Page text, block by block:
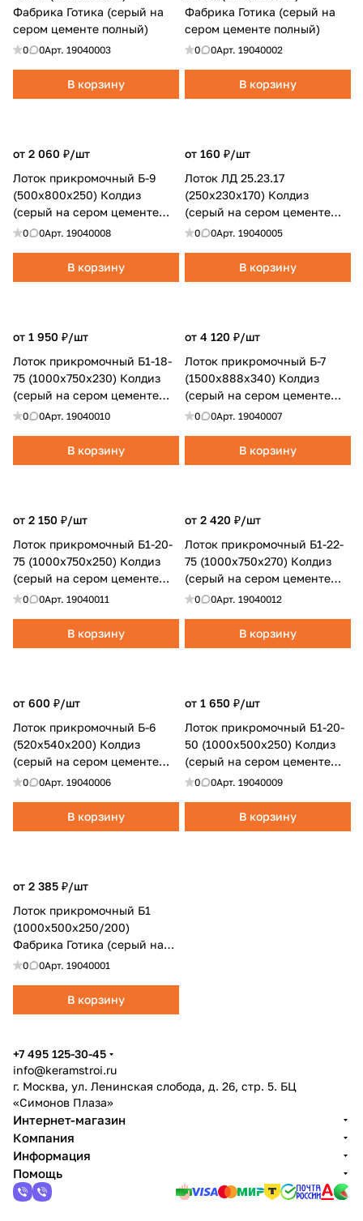
Фабрика Готика (серый на
сером цементе полный)
0 0Арт. 19040003
В корзину
Фабрика Готика (серый на
сером цементе полный)
0 0Арт. 19040002
В корзину
от 2 060 ₽/шт
Лоток прикромочный Б-9
(500x800x250) Колдиз
(серый на сером цементе
полный)
0 0Арт. 19040008
В корзину
от 160 ₽/шт
Лоток ЛД 25.23.17
(250x230x170) Колдиз
(серый на сером цементе
полный)
0 0Арт. 19040005
В корзину
от 1 950 ₽/шт
Лоток прикромочный Б1-18-
75 (1000x750x230) Колдиз
(серый на сером цементе
полный)
0 0Арт. 19040010
В корзину
от 4 120 ₽/шт
Лоток прикромочный Б-7
(1500x888x340) Колдиз
(серый на сером цементе
полный)
0 0Арт. 19040007
В корзину
от 2 150 ₽/шт
Лоток прикромочный Б1-20-
75 (1000x750x250) Колдиз
(серый на сером цементе
полный)
0 0Арт. 19040011
В корзину
от 2 420 ₽/шт
Лоток прикромочный Б1-22-
75 (1000x750x270) Колдиз
(серый на сером цементе
полный)
0 0Арт. 19040012
В корзину
от 600 ₽/шт
Лоток прикромочный Б-6
(520x540x200) Колдиз
(серый на сером цементе
полный)
0 0Арт. 19040006
В корзину
от 1 650 ₽/шт
Лоток прикромочный Б1-20-
50 (1000x500x250) Колдиз
(серый на сером цементе
полный)
0 0Арт. 19040009
В корзину
от 2 385 ₽/шт
Лоток прикромочный Б1
(1000x500x250/200)
Фабрика Готика (серый на
сером цементе полный)
0 0Арт. 19040001
В корзину
+7 495 125-30-45
info@keramstroi.ru
г. Москва, ул. Ленинская слобода, д. 26, стр. 5. БЦ
«Симонов Плаза»
Интернет-магазин
Компания
Информация
Помощь